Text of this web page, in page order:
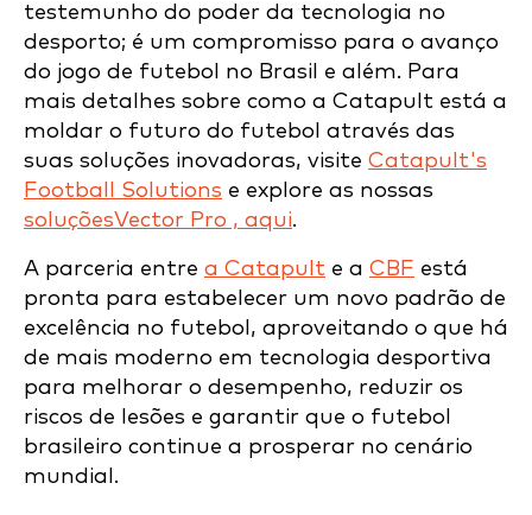
testemunho do poder da tecnologia no
desporto; é um compromisso para o avanço
do jogo de futebol no Brasil e além. Para
mais detalhes sobre como a Catapult está a
moldar o futuro do futebol através das
suas soluções inovadoras, visite Catapult's
Football Solutions e explore as nossas
soluçõesVector Pro , aqui.
A parceria entre a Catapult e a CBF está
pronta para estabelecer um novo padrão de
excelência no futebol, aproveitando o que há
de mais moderno em tecnologia desportiva
para melhorar o desempenho, reduzir os
riscos de lesões e garantir que o futebol
brasileiro continue a prosperar no cenário
mundial.